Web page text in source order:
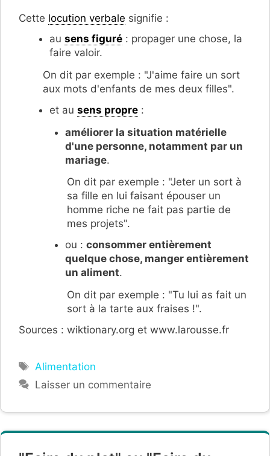
Cette locution verbale signifie :
au sens figuré : propager une chose, la
faire valoir.
On dit par exemple : "J'aime faire un sort
aux mots d'enfants de mes deux filles".
et au sens propre :
améliorer la situation matérielle
d'une personne, notamment par un
mariage.
On dit par exemple : "Jeter un sort à
sa fille en lui faisant épouser un
homme riche ne fait pas partie de
mes projets".
ou : consommer entièrement
quelque chose, manger entièrement
un aliment.
On dit par exemple : "Tu lui as fait un
sort à la tarte aux fraises !".
Sources : wiktionary.org et www.larousse.fr
Étiquettes
Alimentation
Laisser un commentaire